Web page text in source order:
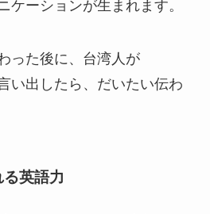
ケーションが生まれます。
った後に、台湾人が
い出したら、だいたい伝わ
英語力